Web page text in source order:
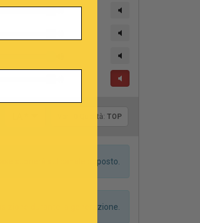
Qualità: TOP
suonerà sul canale opposto.
durante la generazione.